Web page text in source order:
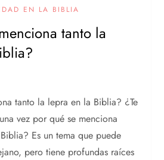
EN LA BIBLIA
tanto la
tanto la lepra en la Biblia? ¿Te
vez por qué se menciona
Es un tema que puede
pero tiene profundas raíces